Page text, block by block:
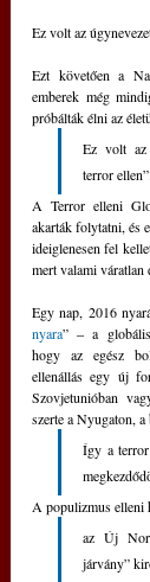
Ez volt az
Ezt követően a
emberek még
próbálták élni az
Ez volt az
terror ellen”.
A Terror elleni
akarták folytatni, és
ideiglenesen fel
mert valami váratlan
Egy nap, 2016
nyara” ‒ a
hogy az egész
ellenállás egy új
Szovjetunióban
szerte a Nyugaton,
Így a
A populizmus elleni
az Új
járvány”